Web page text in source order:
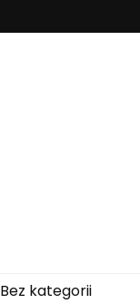
Bez kategorii